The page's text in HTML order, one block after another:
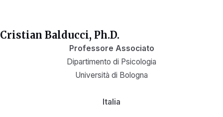
Cristian Balducci, Ph.D.
Professore Associato
Dipartimento di Psicologia
Università di Bologna
Italia